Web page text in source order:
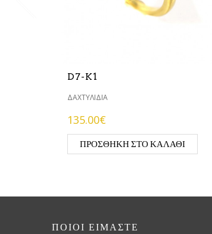
D7-K1
ΔΑΧΤΥΛΊΔΙΑ
135.00€
ΠΡΟΣΘΉΚΗ ΣΤΟ ΚΑΛΆΘΙ
ΠΟΙΟΊ ΕΊΜΑΣΤΕ